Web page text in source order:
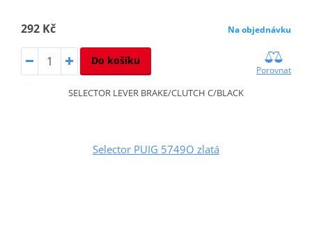
292 Kč Na objednávku
Do košíku
Porovnat
SELECTOR LEVER BRAKE/CLUTCH C/BLACK
Selector PUIG 5749O zlatá